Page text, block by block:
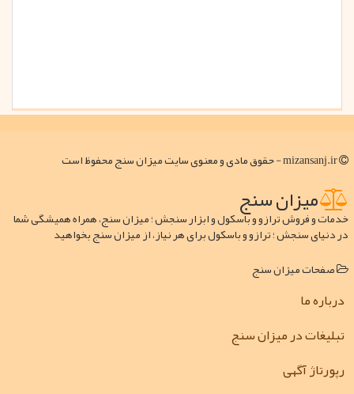
میزان سنج
خدمات و فروش ترازو و باسکول و ابزار سنجش ؛ میزان سنج، همراه همیشگی شما
در دنیای سنجش ؛ ترازو و باسکول برای هر نیاز، از میزان سنج بخواهید
صفحات میزان سنج
درباره ما
تبلیغات در میزان سنج
رپورتاژ آگهی